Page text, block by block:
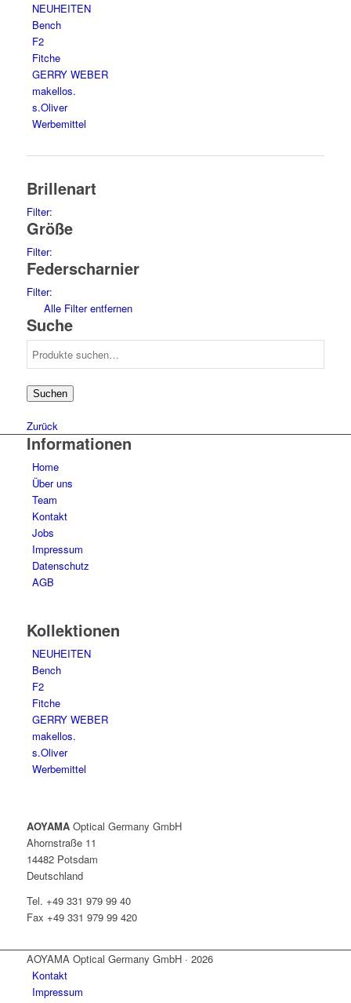
NEUHEITEN
Bench
F2
Fitche
GERRY WEBER
makellos.
s.Oliver
Werbemittel
Brillenart
Filter:
glasses61
sunglasses
Größe
Filter:
441
481
49
506
5112
5221
5320
5417
55 11
564
57
583
Federscharnier
Filter:
no115
yes11
Alle Filter entfernen
Suche
Suchen
Zurück
Informationen
Home
Über uns
Team
Kontakt
Jobs
Impressum
Datenschutz
AGB
Kollektionen
NEUHEITEN
Bench
F2
Fitche
GERRY WEBER
makellos.
s.Oliver
Werbemittel
AOYAMAOptical Germany GmbH
Ahornstraße 11
14482 Potsdam
Deutschland
Tel. +49 331 979 99 40
Fax +49 331 979 99 420
AOYAMA Optical Germany GmbH · 2026
Kontakt
Impressum